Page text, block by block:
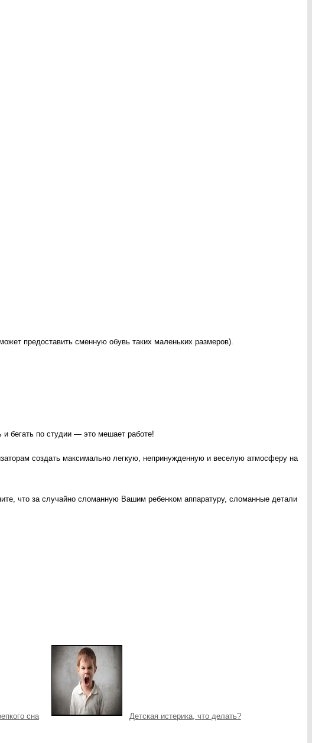
предоставить сменную обувь таких маленьких размеров).
и бегать по студии — это мешает работе!
создать максимально легкую, непринужденную и веселую атмосферу на
что за случайно сломанную Вашим ребенком аппаратуру, сломанные детали
сна Детская истерика, что делать?